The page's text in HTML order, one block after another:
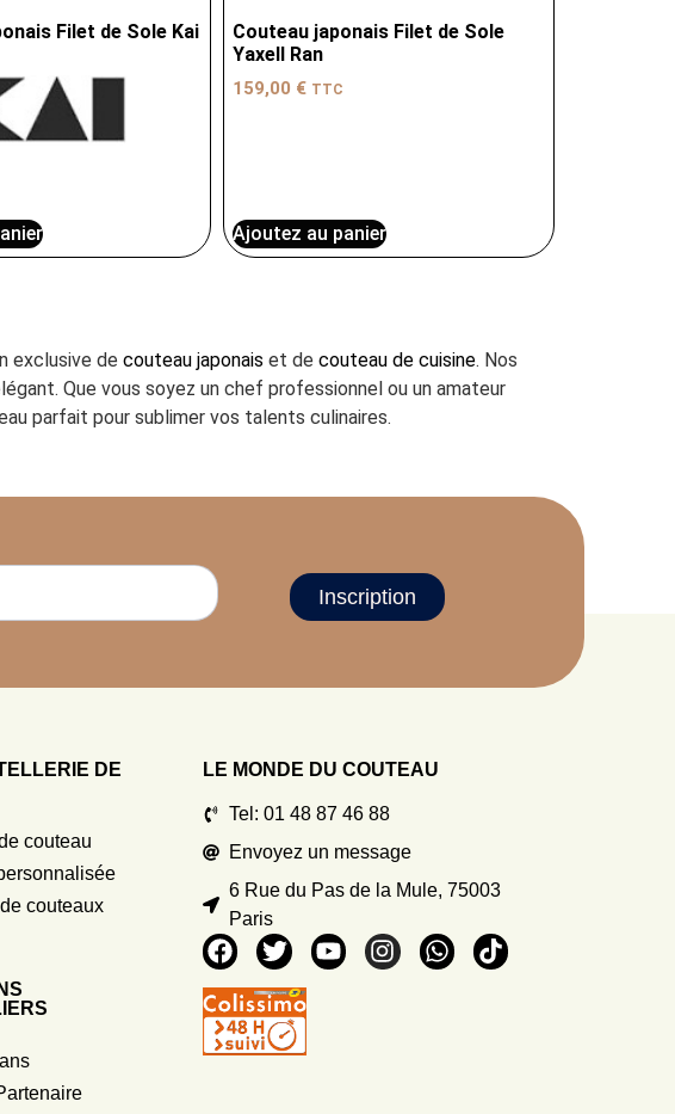
Filet de Sole Kai
Couteau japonais Filet de Sole
Yaxell Ran
159,00 € TTC
Ajoutez au panier
exclusive de couteau japonais et de couteau de cuisine. Nos
Que vous soyez un chef professionnel ou un amateur
parfait pour sublimer vos talents culinaires.
Inscription
DE
couteau
couteaux
LE MONDE DU COUTEAU
Tel: 01 48 87 46 88
Envoyez un message
6 Rue du Pas de la Mule, 75003
Paris